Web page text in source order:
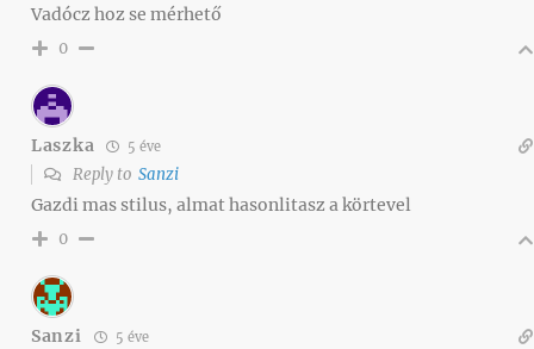
Vadócz hoz se mérhető
0
Laszka 5 éve
Reply to Sanzi
Gazdi mas stilus, almat hasonlitasz a körtevel
0
Sanzi 5 éve